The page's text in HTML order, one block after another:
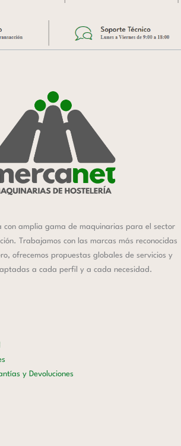
con amplia gama de maquinarias para el sector
Trabajamos con las marcas más reconocidas
ofrecemos propuestas globales de servicios y
a cada perfil y a cada necesidad.
y Devoluciones